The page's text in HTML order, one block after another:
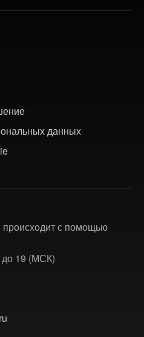
данных
происходит с помощью
до 19 (МСК)